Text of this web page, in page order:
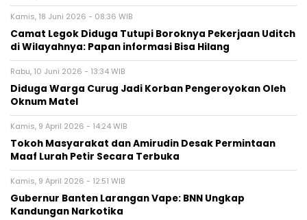
Kamis, 18 Juni 2026 - 08:36 WIB
Camat Legok Diduga Tutupi Boroknya Pekerjaan Uditch
di Wilayahnya: Papan informasi Bisa Hilang
Rabu, 10 Juni 2026 - 13:34 WIB
Diduga Warga Curug Jadi Korban Pengeroyokan Oleh
Oknum Matel
Kamis, 9 April 2026 - 14:24 WIB
‎Tokoh Masyarakat dan Amirudin Desak Permintaan
Maaf Lurah Petir Secara Terbuka
Kamis, 9 April 2026 - 12:51 WIB
Gubernur Banten Larangan Vape: BNN Ungkap
Kandungan Narkotika